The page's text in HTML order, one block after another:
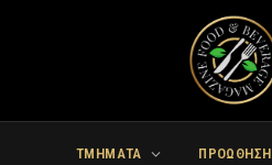
ΤΜΗΜΑΤΑ ΠΡΟΩΘΗΣΗ